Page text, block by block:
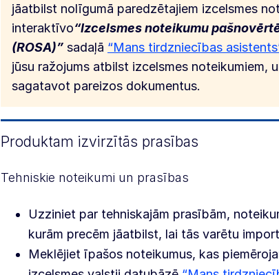
jāatbilst nolīgumā paredzētajiem izcelsmes
interaktīvo“Izcelsmes noteikumu
(ROSA)” sadaļā “Mans tirdzniecības
jūsu ražojums atbilst izcelsmes noteikumiem,
sagatavot pareizos dokumentus.
Produktam izvirzītās prasības
Tehniskie noteikumi un prasības
Uzziniet par tehniskajām prasībām,
kurām precēm jāatbilst, lai tās varētu
Meklējiet īpašos noteikumus, kas